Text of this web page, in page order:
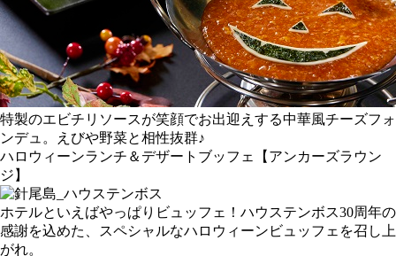
特製のエビチリソースが笑顔でお出迎えする中華風チーズフォ
ンデュ。えびや野菜と相性抜群♪
ハロウィーンランチ＆デザートブッフェ
【アンカーズラウン
ジ】
ホテルといえばやっぱりビュッフェ！ハウステンボス30周年の
感謝を込めた、スペシャルなハロウィーンビュッフェを召し上
がれ。